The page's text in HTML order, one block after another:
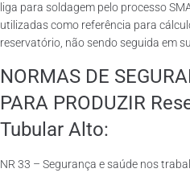
liga para soldagem pelo processo
utilizadas como referência para
reservatório, não sendo seguida em
NORMAS DE
PARA PRODUZIR
Tubular Alto:
NR 33 – Segurança e saúde nos